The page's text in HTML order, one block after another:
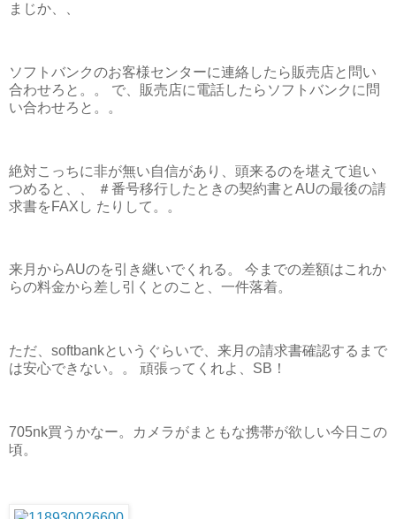
まじか、、
ソフトバンクのお客様センターに連絡したら販売店と問い
合わせろと。。 で、販売店に電話したらソフトバンクに問
い合わせろと。。
絶対こっちに非が無い自信があり、頭来るのを堪えて追い
つめると、、 ＃番号移行したときの契約書とAUの最後の請
求書をFAXし たりして。。
来月からAUのを引き継いでくれる。 今までの差額はこれか
らの料金から差し引くとのこと、一件落着。
ただ、softbankというぐらいで、来月の請求書確認するまで
は安心できない。。 頑張ってくれよ、SB！
705nk買うかなー。カメラがまともな携帯が欲しい今日この
頃。